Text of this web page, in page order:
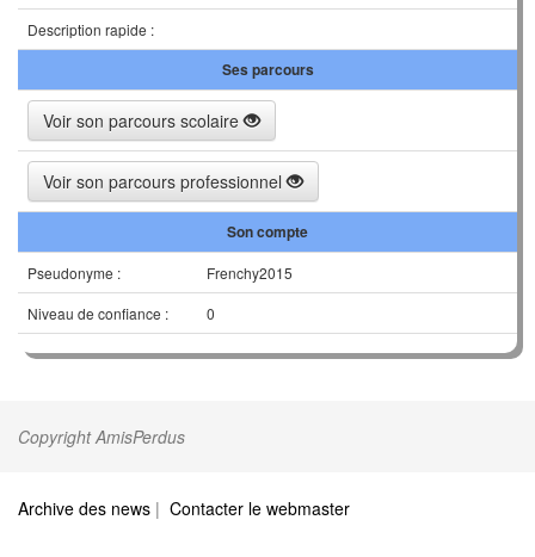
Description rapide :
Ses parcours
Voir son parcours scolaire
Voir son parcours professionnel
Son compte
Pseudonyme :
Frenchy2015
Niveau de confiance :
0
Copyright AmisPerdus
Archive des news | Contacter le webmaster